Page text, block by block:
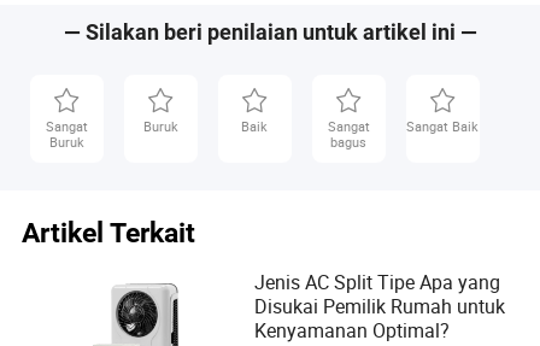
— Silakan beri penilaian untuk artikel ini —
Sangat
Buruk
Buruk Baik
Sangat
bagus
Sangat Baik
Artikel Terkait
Jenis AC Split Tipe Apa yang
Disukai Pemilik Rumah untuk
Kenyamanan Optimal?